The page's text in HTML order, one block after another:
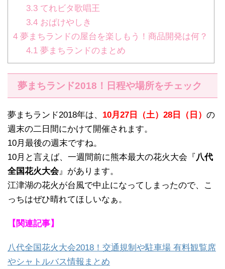
3.3てれビタ歌唱王
3.4おぱけやしき
4 夢まちランドの屋台を楽しもう！商品開発は何？
4.1夢まちランドのまとめ
夢まちランド2018！日程や場所をチェック
夢まちランド2018年は、 10月27日（土）28日（日） の
週末の二日間にかけて開催されます。
10月最後の週末ですね。
10月と言えば、一週間前に熊本最大の花火大会『八代
全国花火大会』があります。
江津湖の花火が台風で中止になってしまったので、こ
っちはぜひ晴れてほしいなぁ。
【関連記事】
八代全国花火大会2018！交通規制や駐車場 有料観覧席
やシャトルバス情報まとめ